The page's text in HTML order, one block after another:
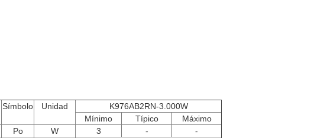
Símbolo Unidad
K976AB2RN-3.000W
Mínimo
Típico
Máximo
Po W 3 -
-